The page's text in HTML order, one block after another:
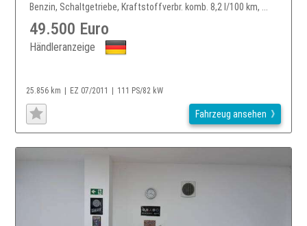
Benzin, Schaltgetriebe, Kraftstoffverbr. komb. 8,2 l/100 km, ...
49.500 Euro
Händleranzeige
25.856 km EZ 07/2011 111 PS/82 kW
Fahrzeug ansehen